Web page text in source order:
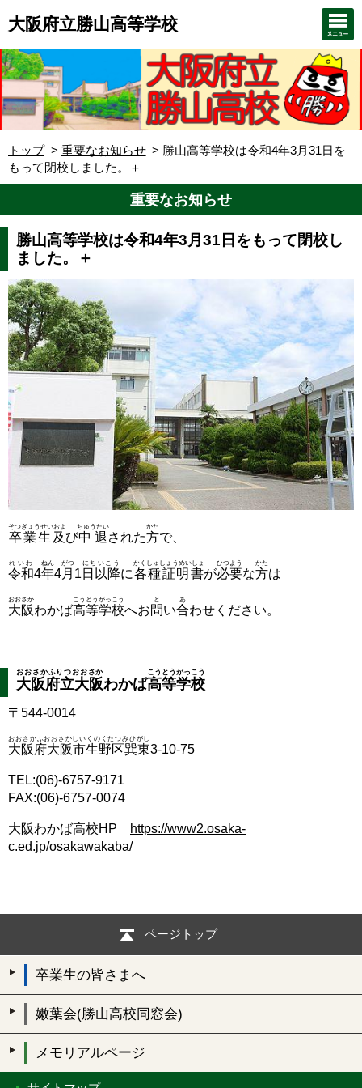
大阪府立勝山高等学校
トップ 重要なお知らせ
勝山高等学校は令和4年3月31日を
もって閉校しました。＋
重要なお知らせ
勝山高等学校は令和4年3月31日をもって閉校し
ました。＋
卒業生及
そつぎょうせいおよ
び中退
ちゅうたい
された方
かた
で、
令和
れいわ
4年
ねん
4月
がつ
1 日以降
にちいこう
に各種証明書
かくしゅしょうめいしょ
が必要
ひつよう
な方
かた
は
大阪
おおさか
わかば高等学校
こうとうがっこう
へお問
と
い合
あ
わせください。
大阪府立大阪
おおさかふりつおおさか
わかば高等学校
こうとうがっこう
〒544-0014
大阪府大阪市生野区巽東
おおさかふおおさかしいくのくたつみひがし
3-10-75
TEL:(06)-6757-9171
FAX:(06)-6757-0074
大阪わかば高校HP
https://www2.osaka-
c.ed.jp/osakawakaba/
ページトップ
卒業生の皆さまへ
嫩葉会(勝山高校同窓会)
メモリアルページ